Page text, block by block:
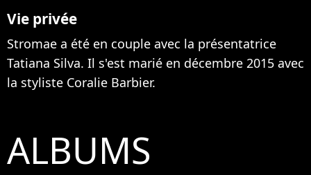
Vie privée
Stromae a été en couple avec la présentatrice
Tatiana Silva. Il s'est marié en décembre 2015 avec
la styliste Coralie Barbier.
ALBUMS